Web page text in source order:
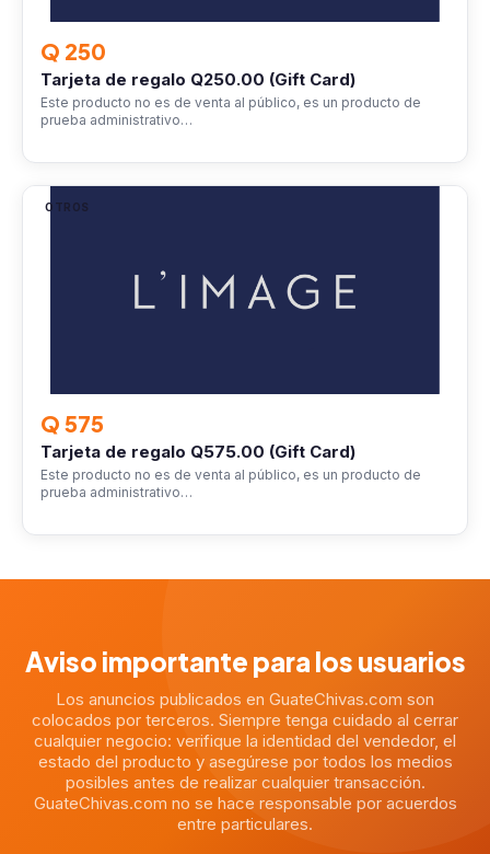
Q 250
Tarjeta de regalo Q250.00 (Gift Card)
Este producto no es de venta al público, es un producto de
prueba administrativo…
OTROS
Q 575
Tarjeta de regalo Q575.00 (Gift Card)
Este producto no es de venta al público, es un producto de
prueba administrativo…
Aviso importante para los usuarios
Los anuncios publicados en GuateChivas.com son
colocados por terceros. Siempre tenga cuidado al cerrar
cualquier negocio: verifique la identidad del vendedor, el
estado del producto y asegúrese por todos los medios
posibles antes de realizar cualquier transacción.
GuateChivas.com no se hace responsable por acuerdos
entre particulares.